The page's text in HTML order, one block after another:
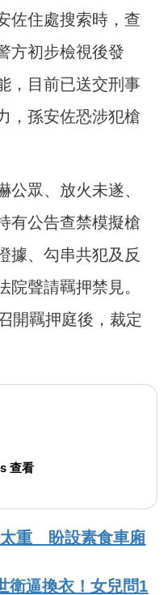
佐住處搜索時，查
方初步檢視後發
，目前已送交刑事
，孫安佐恐涉犯槍
公眾、放火未遂、
有公告查禁模擬槍
據、勾串共犯及反
院聲請羈押禁見。
開羈押庭後，裁定
查看
重 盼設素食車廂
衛逼換衣！女兒問1